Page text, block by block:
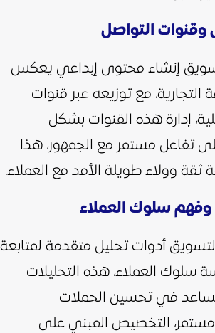
إنشاء محتوى إبداعي يعكس
التجارية، مع توزيعه عبر قنوات
إدارة هذه القنوات بشكل
تفاعل مستمر مع الجمهور، هذا
ثقة وولاء طويلة الأمد مع العملاء.
أدوات تحليل متقدمة لمتابعة
سلوك العملاء، هذه التحليلات
في تحسين الحملات
التخصيص المبني على